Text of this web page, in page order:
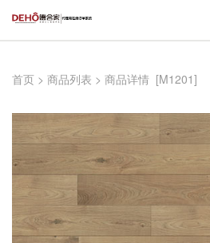
首页 > 商品列表 > 商品详情 [M1201]